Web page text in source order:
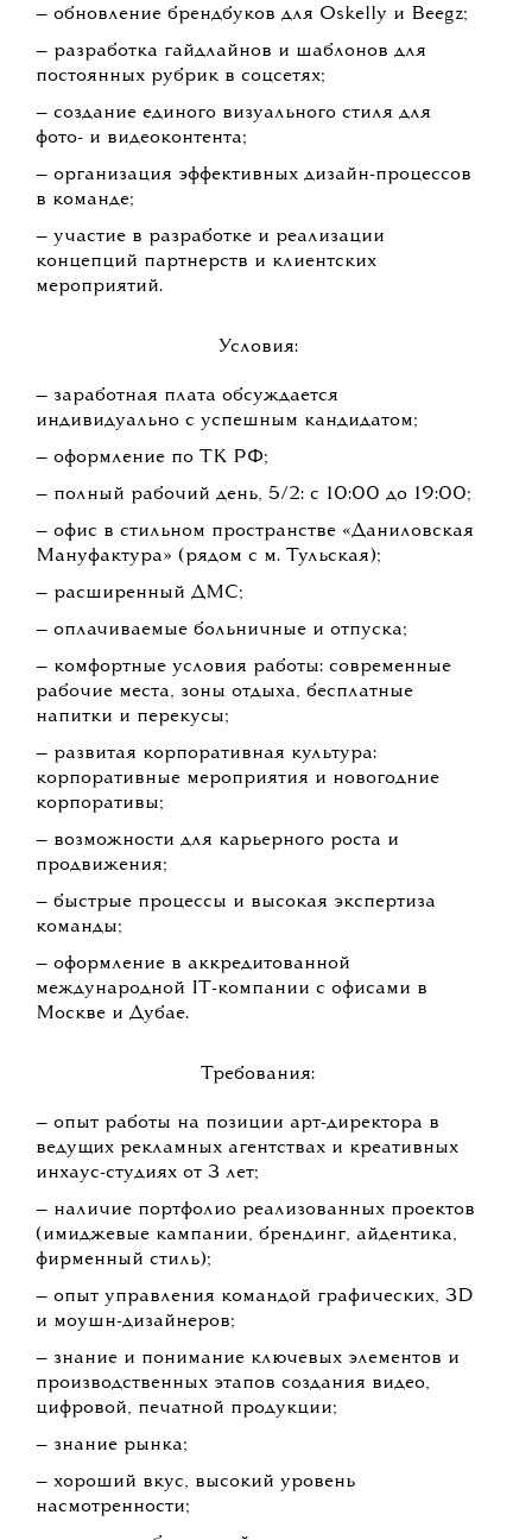
— обновление брендбуков для Oskelly и Beegz;
— разработка гайдлайнов и шаблонов для
постоянных рубрик в соцсетях;
— создание единого визуального стиля для
фото- и видеоконтента;
— организация эффективных дизайн-процессов
в команде;
— участие в разработке и реализации
концепций партнерств и клиентских
мероприятий.
Условия:
— заработная плата обсуждается
индивидуально с успешным кандидатом;
— оформление по ТК РФ;
— полный рабочий день, 5/2: с 10:00 до 19:00;
— офис в стильном пространстве «Даниловская
Мануфактура» (рядом с м. Тульская);
— расширенный ДМС;
— оплачиваемые больничные и отпуска;
— комфортные условия работы: современные
рабочие места, зоны отдыха, бесплатные
напитки и перекусы;
— развитая корпоративная культура:
корпоративные мероприятия и новогодние
корпоративы;
— возможности для карьерного роста и
продвижения;
— быстрые процессы и высокая экспертиза
команды;
— оформление в аккредитованной
международной IT-компании с офисами в
Москве и Дубае.
Требования:
— опыт работы на позиции арт-директора в
ведущих рекламных агентствах и креативных
инхаус-студиях от 3 лет;
— наличие портфолио реализованных проектов
(имиджевые кампании, брендинг, айдентика,
фирменный стиль);
— опыт управления командой графических, 3D
и моушн-дизайнеров;
— знание и понимание ключевых элементов и
производственных этапов создания видео,
цифровой, печатной продукции;
— знание рынка;
— хороший вкус, высокий уровень
насмотренности;